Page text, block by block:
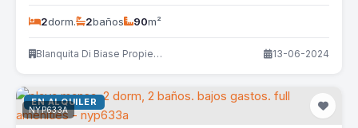
2dorm. 2baños 90m²
Blanquita Di Biase Propiedades 13-06-2024
EN ALQUILER
NYP633A